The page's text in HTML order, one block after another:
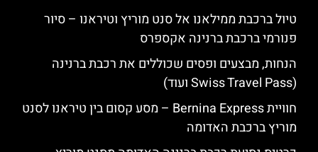
טיול ברכבת ממילאנו אל סנט מוריץ וטיראנו – סיור
פנורמי ברכבת ברנינה אקספרס
הנחות, מבצעים ופסים שכוללים את רכבת ברנינה
(Swiss Travel Pass ועוד)
חוויית Bernina Express – מסע קסום בין טיראנו לסנט
מוריץ ברכבת האדומה